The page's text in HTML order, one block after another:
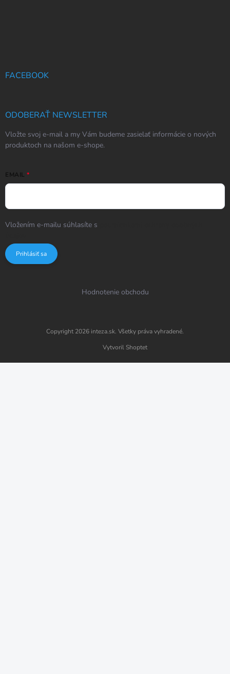
FACEBOOK
ODOBERAŤ NEWSLETTER
Vložte svoj e-mail a my Vám budeme zasielať informácie o nových
produktoch na našom e-shope.
EMAIL
Vložením e-mailu súhlasíte s
Prihlásiť sa
Hodnotenie obchodu
Vytvoril Shoptet
Copyright 2026 inteza.sk. Všetky práva vyhradené.